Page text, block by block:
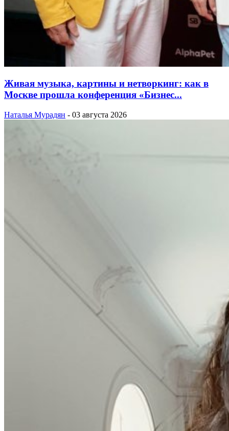
Живая музыка, картины и нетворкинг: как в
Москве прошла конференция «Бизнес...
Наталья Мурадян - 03 августа 2026